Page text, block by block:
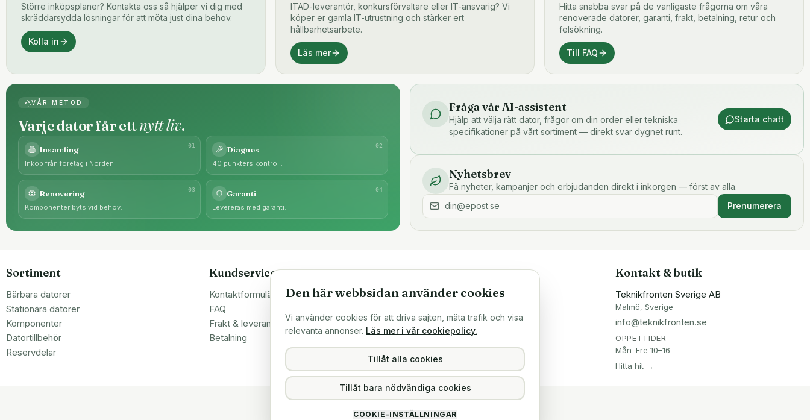
Större inköpsplaner? Kontakta oss så hjälper vi dig med
skräddarsydda lösningar för att möta just dina behov.
Kolla in
ITAD-leverantör, konkursförvaltare eller IT-ansvarig? Vi
köper er gamla IT-utrustning och stärker ert
hållbarhetsarbete.
Läs mer
Hitta snabba svar på de vanligaste frågorna om våra
renoverade datorer, garanti, frakt, betalning, retur och
felsökning.
Till FAQ
VÅR METOD
Varje dator får ettnytt liv.
01
Insamling
Inköp från företag i Norden.
02
Diagnos
40 punkters kontroll.
03
Renovering
Komponenter byts vid behov.
04
Garanti
Levereras med garanti.
Fråga vår AI-assistent
Hjälp att välja rätt dator, frågor om din order eller tekniska
specifikationer på vårt sortiment — direkt svar dygnet runt.
Starta chatt
Nyhetsbrev
Få nyheter, kampanjer och erbjudanden direkt i inkorgen — först av alla.
Prenumerera
Sortiment
Bärbara datorer
Stationära datorer
Komponenter
Datortillbehör
Reservdelar
Kundservice
Kontaktformulär
FAQ
Frakt & leverans
Betalning
Företaget
Om oss
Sälj till oss
Köpvillkor
Integritetspolicy
Kontakt & butik
Teknikfronten Sverige AB
Malmö, Sverige
info@teknikfronten.se
ÖPPETTIDER
Mån–Fre 10–16
Hitta hit →
Den här webbsidan använder cookies
Vi använder cookies för att driva sajten, mäta trafik och visa
relevanta annonser. Läs mer i vår cookiepolicy.
Tillåt alla cookies
Tillåt bara nödvändiga cookies
COOKIE-INSTÄLLNINGAR